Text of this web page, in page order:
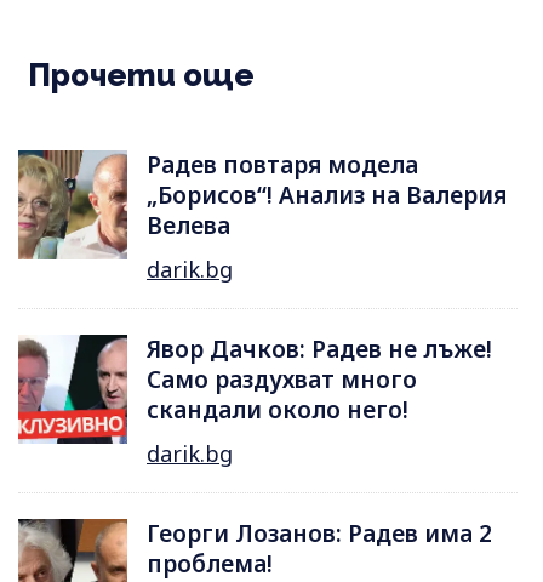
Прочети още
Радев повтаря модела
„Борисов“! Анализ на Валерия
Велева
darik.bg
Явор Дачков: Радев не лъже!
Само раздухват много
скандали около него!
darik.bg
Георги Лозанов: Радев има 2
проблема!